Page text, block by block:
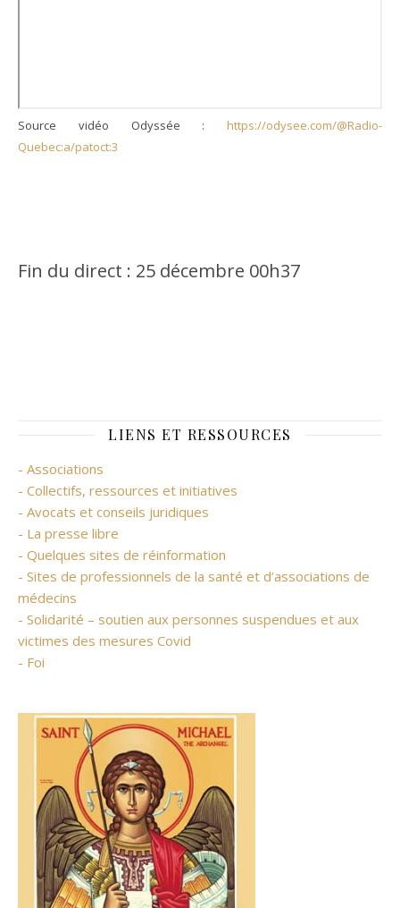
Source vidéo Odyssée : https://odysee.com/@Radio-
Quebec:a/patoct:3
Fin du direct : 25 décembre 00h37
LIENS ET RESSOURCES
- Associations
- Collectifs, ressources et initiatives
- Avocats et conseils juridiques
- La presse libre
- Quelques sites de réinformation
- Sites de professionnels de la santé et d’associations de
médecins
- Solidarité – soutien aux personnes suspendues et aux
victimes des mesures Covid
- Foi